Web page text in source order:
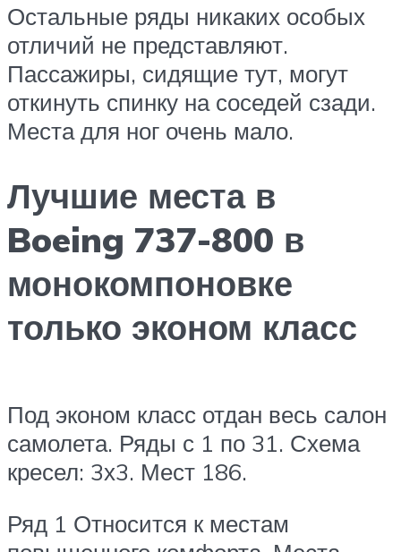
Остальные ряды никаких особых
отличий не представляют.
Пассажиры, сидящие тут, могут
откинуть спинку на соседей сзади.
Места для ног очень мало.
Лучшие места в
Boeing 737-800 в
монокомпоновке
только эконом класс
Под эконом класс отдан весь салон
самолета. Ряды с 1 по 31. Схема
кресел: 3х3. Мест 186.
Ряд 1 Относится к местам